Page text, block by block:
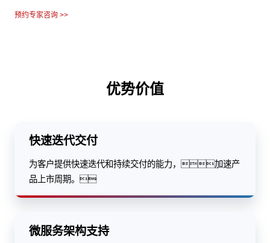
预约专家咨询 >>
优势价值
快速迭代交付
为客户提供快速迭代和持续交付的能力，加速产
品上市周期。
微服务架构支持